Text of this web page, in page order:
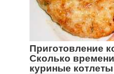
Приготовление
Сколько
куриные котлеты